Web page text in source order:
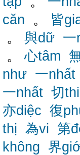
căn 。 皆
。 與dữ 一
。心tâm
như 一nhất
一nhất 切
亦diệc 復
thị 為vi 第
không 界